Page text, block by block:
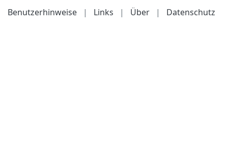
Benutzerhinweise
| Links | Über | Datenschutz